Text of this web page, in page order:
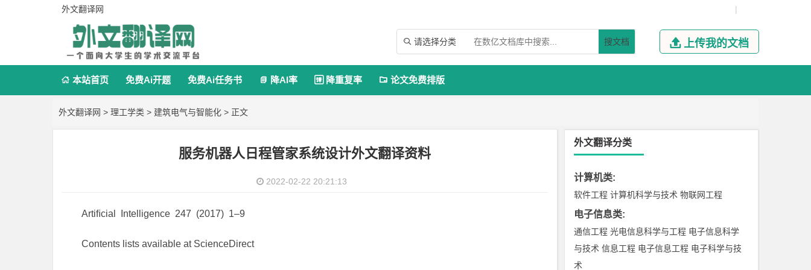
外文翻译网 |
 请选择分类 搜文档  上传我的文档
 本站首页 免费Ai开题 免费Ai任务书  降AI率  降重复率  论文免费排版
外文翻译网 > 理工学类 > 建筑电气与智能化 > 正文
服务机器人日程管家系统设计外文翻译资料
2022-02-22 20:21:13
Artiﬁcial Intelligence 247 (2017) 1–9
Contents lists available at ScienceDirect
外文翻译分类
计算机类:
软件工程 计算机科学与技术 物联网工程
电子信息类:
通信工程 光电信息科学与工程 电子信息科学
与技术 信息工程 电子信息工程 电子科学与技
术